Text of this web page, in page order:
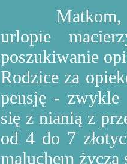
Matkom,
urlopie
poszukiwanie
Rodzice za
pensję - zwykle
się z nianią z
od 4 do 7
maluchem życzą